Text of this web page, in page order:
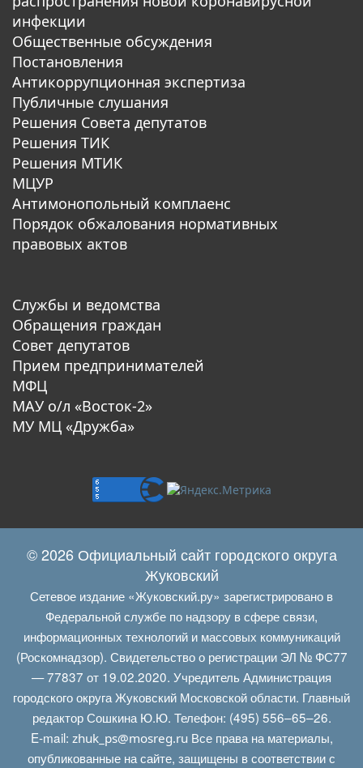
инфекции
Общественные обсуждения
Постановления
Антикоррупционная экспертиза
Публичные слушания
Решения Совета депутатов
Решения ТИК
Решения МТИК
МЦУР
Антимонопольный комплаенс
Порядок обжалования нормативных
правовых актов
Службы и ведомства
Обращения граждан
Совет депутатов
Прием предпринимателей
МФЦ
МАУ о/л «Восток-2»
МУ МЦ «Дружба»
© 2026 Официальный сайт городского округа
Жуковский
Сетевое издание «Жуковский.ру» зарегистрировано в
Федеральной службе по надзору в сфере связи,
информационных технологий и массовых коммуникаций
(Роскомнадзор). Свидетельство о регистрации ЭЛ № ФС77
— 77837 от 19.02.2020. Учредитель Администрация
городского округа Жуковский Московской области. Главный
редактор Сошкина Ю.Ю. Телефон: (495) 556–65–26.
E‑mail: zhuk_ps@mosreg.ruВсе права на материалы,
опубликованные на сайте, защищены в соответствии с